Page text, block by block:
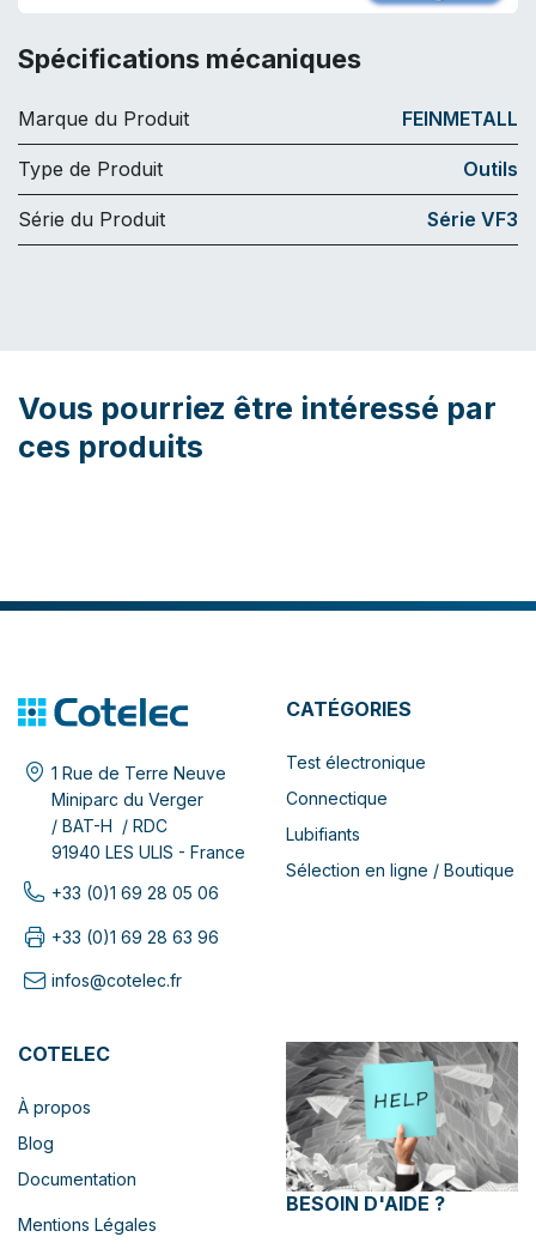
Spécifications mécaniques
Marque du Produit FEINMETALL
Type de Produit Outils
Série du Produit Série VF3
Vous pourriez être intéressé par
ces produits
1 Rue de Terre Neuve
Miniparc du Verger
/ BAT-H / RDC
91940 LES ULIS - France
+33 (0)1 69 28 05 06
+33 (0)1 69 28 63 96
infos@cotelec.fr
CATÉGORIES
Test électronique
Connectique
Lubifiants
Sélection en ligne / Boutique
COTELEC
À propos
Blog
Documentation
Mentions Légales
BESOIN D'AIDE ?